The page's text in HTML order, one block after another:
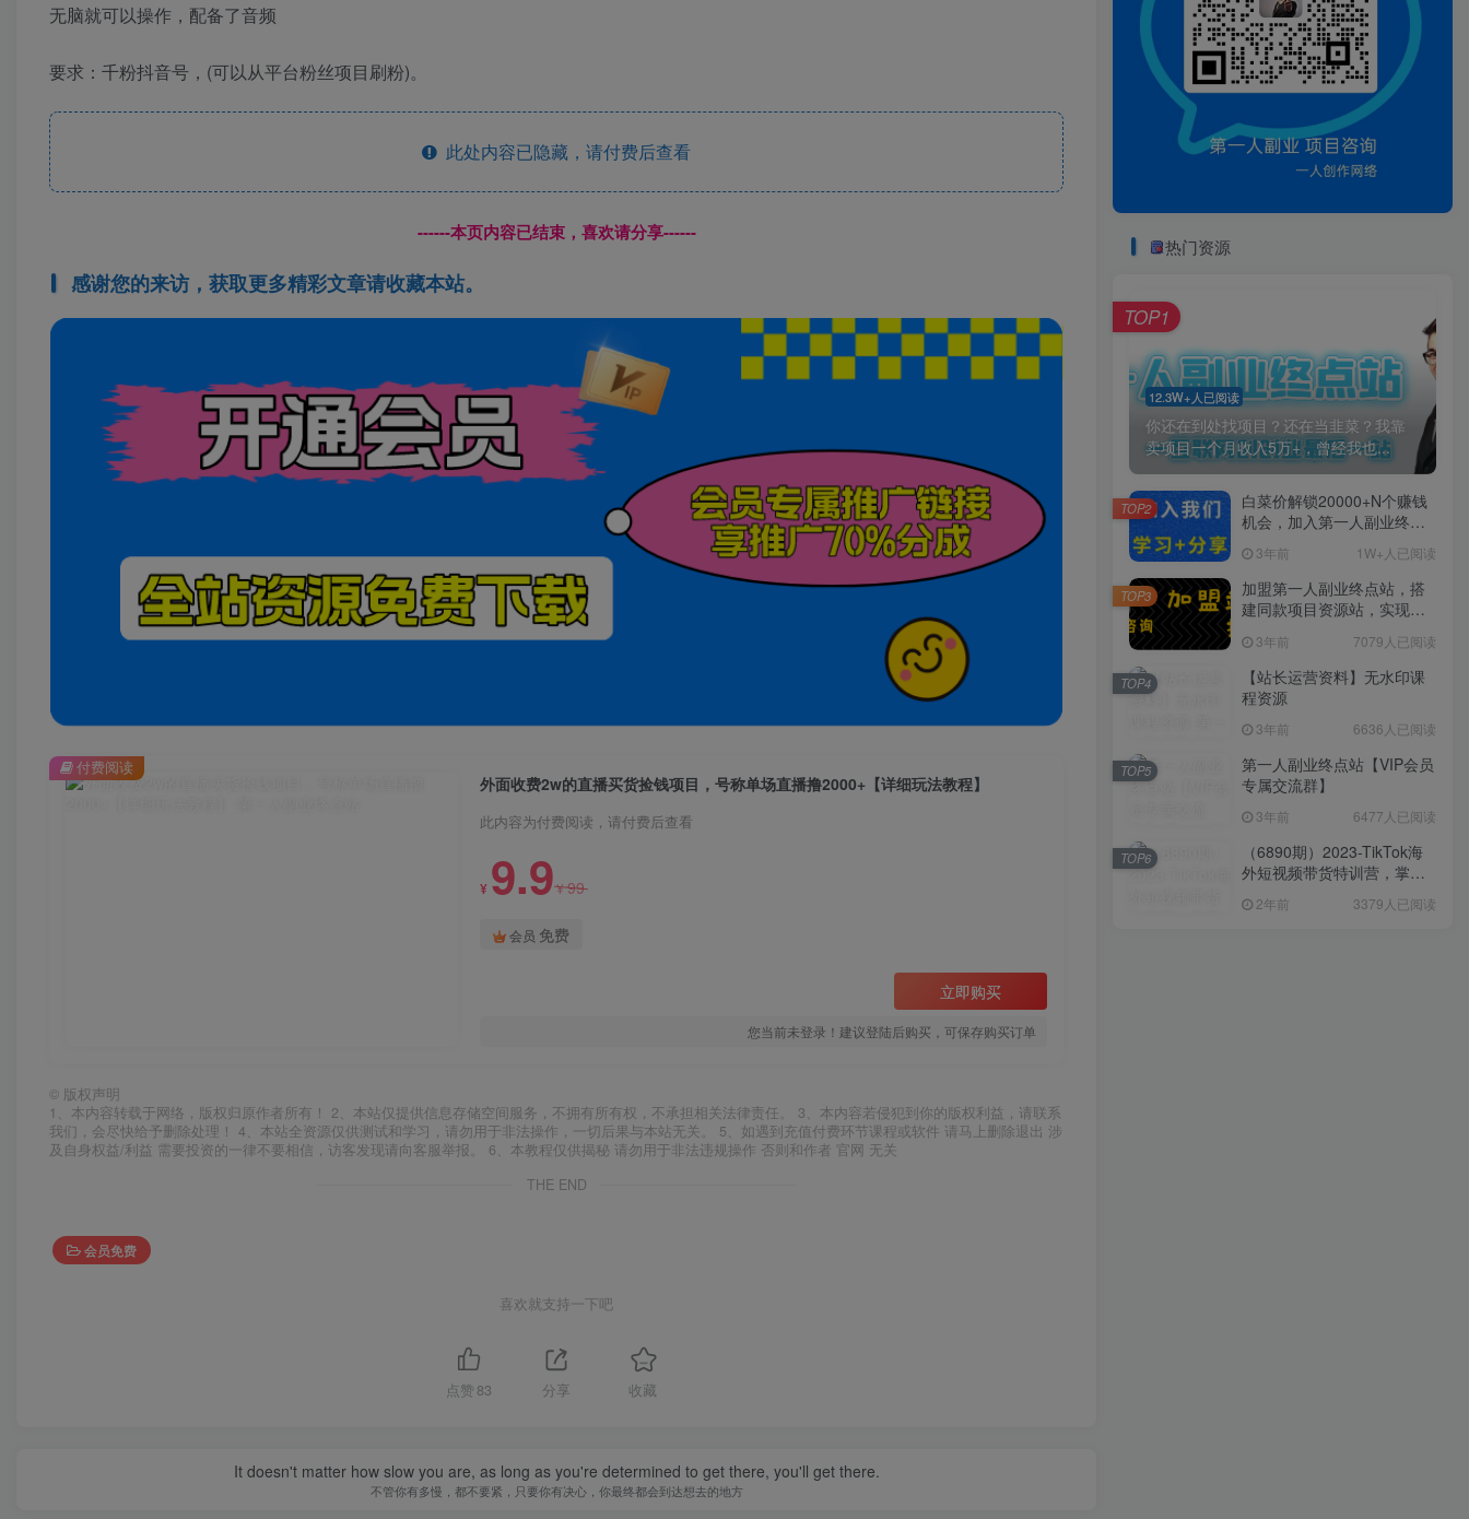
无脑就可以操作，配备了音频
要求：千粉抖音号，(可以从平台粉丝项目刷粉)。
此处内容已隐藏，请付费后查看
------本页内容已结束，喜欢请分享------
感谢您的来访，获取更多精彩文章请收藏本站。
外面收费2w的直播买货捡钱项目，号称单场直播撸2000+【详细玩法教程】
此内容为付费阅读，请付费后查看
¥ 9.9¥99
会员 免费
立即购买
您当前未登录！建议登陆后购买，可保存购买订单
付费阅读
© 版权声明
1、本内容转载于网络，版权归原作者所有！ 2、本站仅提供信息存储空间服务，不拥有所有权，不承担相关法律责任。 3、本内容若侵犯到你的版权利益，请联系
我们，会尽快给予删除处理！ 4、本站全资源仅供测试和学习，请勿用于非法操作，一切后果与本站无关。 5、如遇到充值付费环节课程或软件 请马上删除退出 涉
及自身权益/利益 需要投资的一律不要相信，访客发现请向客服举报。 6、本教程仅供揭秘 请勿用于非法违规操作 否则和作者 官网 无关
THE END
会员免费
喜欢就支持一下吧
点赞 83 分享 收藏
It doesn't matter how slow you are, as long as you're determined to get there, you'll get there.
不管你有多慢，都不要紧，只要你有决心，你最终都会到达想去的地方
热门资源
12.3W+人已阅读
你还在到处找项目？还在当韭菜？我靠
卖项目一个月收入5万+，曾经我也...
TOP1
白菜价解锁20000+N个赚钱
机会，加入第一人副业终点
习。3年前 1W+人已阅读
TOP2
加盟第一人副业终点站，搭
建同款项目资源站，实现日
3年前 7079人已阅读
TOP3
【站长运营资料】无水印课
程资源
3年前 6636人已阅读
TOP4
第一人副业终点站【VIP会员
专属交流群】
3年前 6477人已阅读
TOP5
（6890期）2023-TikTok海
外短视频带货特训营，掌握
（60节课）
2年前 3379人已阅读
TOP6